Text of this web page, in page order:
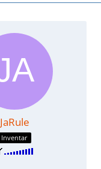
JaRule
Inventar